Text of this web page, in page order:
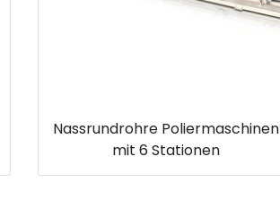
Nassrundrohre Poliermaschinen
mit 6 Stationen